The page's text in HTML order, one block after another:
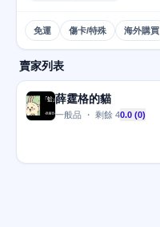
免運 傷卡/特殊 海外購買
賣家列表
薛霆格的貓
一般品 ・ 剩餘 40.0 (0)